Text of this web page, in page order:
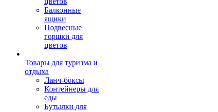
Балконные
ящики
Подвесные
горшки для
цветов
Товары для туризма и
отдыха
Ланч-боксы
Контейнеры для
еды
Бутылки для